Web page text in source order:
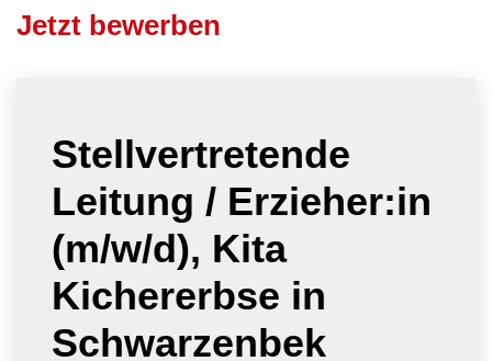
Jetzt bewerben
Stellvertretende
Leitung / Erzieher:in
(m/w/d), Kita
Kichererbse in
Schwarzenbek